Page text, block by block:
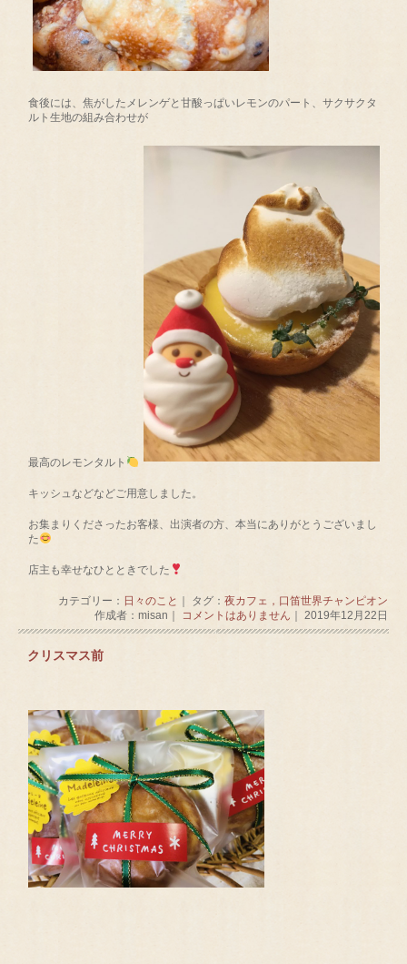
食後には、焦がしたメレンゲと甘酸っぱいレモンのパート、サクサクタ
ルト生地の組み合わせが
最高のレモンタルト
キッシュなどなどご用意しました。
お集まりくださったお客様、出演者の方、本当にありがとうございまし
た
店主も幸せなひとときでした
カテゴリー： 日々のこと ｜ タグ： 夜カフェ，口笛世界チャンピオン
作成者：misan｜
コメントはありません ｜ 2019年12月22日
クリスマス前